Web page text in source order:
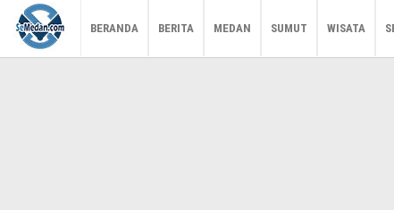
BERANDA BERITA MEDAN SUMUT WISATA